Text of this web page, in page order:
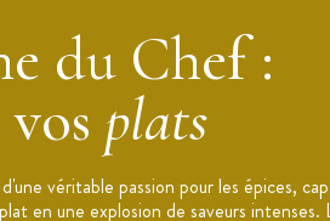
du Chef :
plats
véritable passion pour les épices,
en une explosion de saveurs intenses.